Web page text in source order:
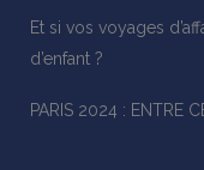
Et si vos voyages
d’enfant ?
PARIS 2024 : ENTRE